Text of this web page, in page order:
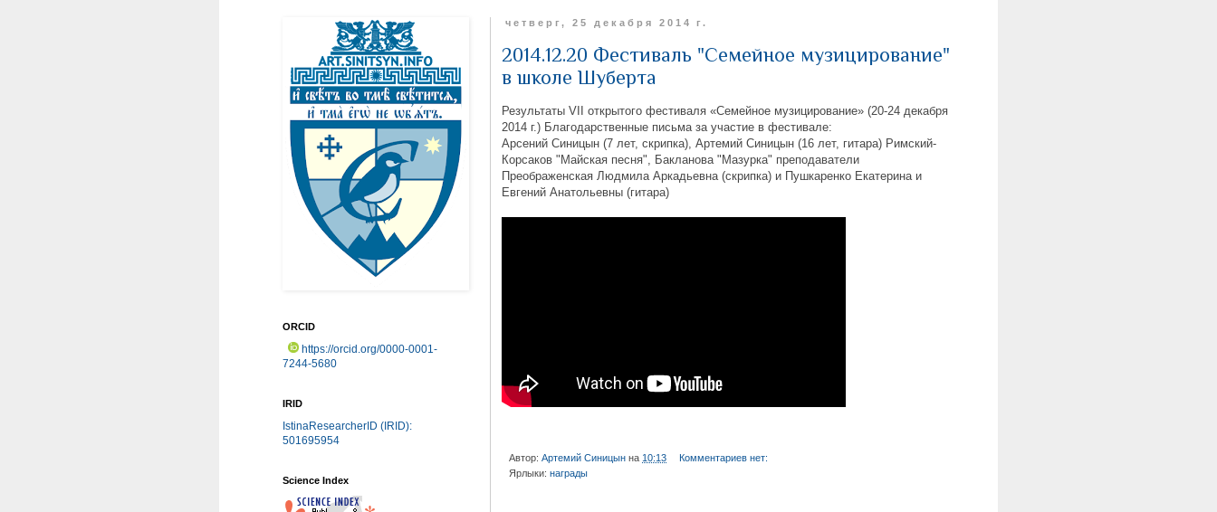
четверг, 25 декабря 2014 г.
2014.12.20 Фестиваль "Семейное музицирование"
в школе Шуберта
Результаты VII открытого фестиваля «Семейное музицирование» (20-24 декабря
2014 г.) Благодарственные письма за участие в фестивале:
Арсений Синицын (7 лет, скрипка), Артемий Синицын (16 лет, гитара) Римский-
Корсаков "Майская песня", Бакланова "Мазурка" преподаватели
Преображенская Людмила Аркадьевна (скрипка) и Пушкаренко Екатерина и
Евгений Анатольевны (гитара)
Автор: Артемий Синицын на 10:13
Комментариев нет:
Ярлыки: награды
ORCID
https://orcid.org/0000-0001-
7244-5680
IRID
IstinaResearcherID (IRID):
501695954
Science Index